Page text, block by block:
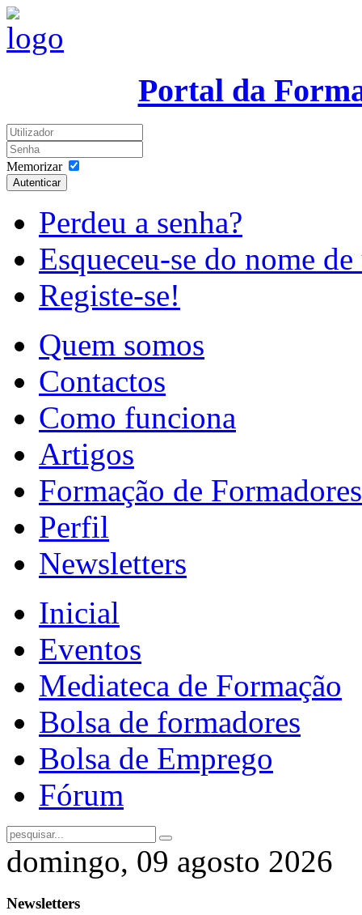
Portal da
Memorizar
Autenticar
Perdeu a senha?
Esqueceu-se do nome
Registe-se!
Quem somos
Contactos
Como funciona
Artigos
Formação de Formadores
Perfil
Newsletters
Inicial
Eventos
Mediateca de Formação
Bolsa de formadores
Bolsa de Emprego
Fórum
domingo, 09 agosto 2026
Newsletters